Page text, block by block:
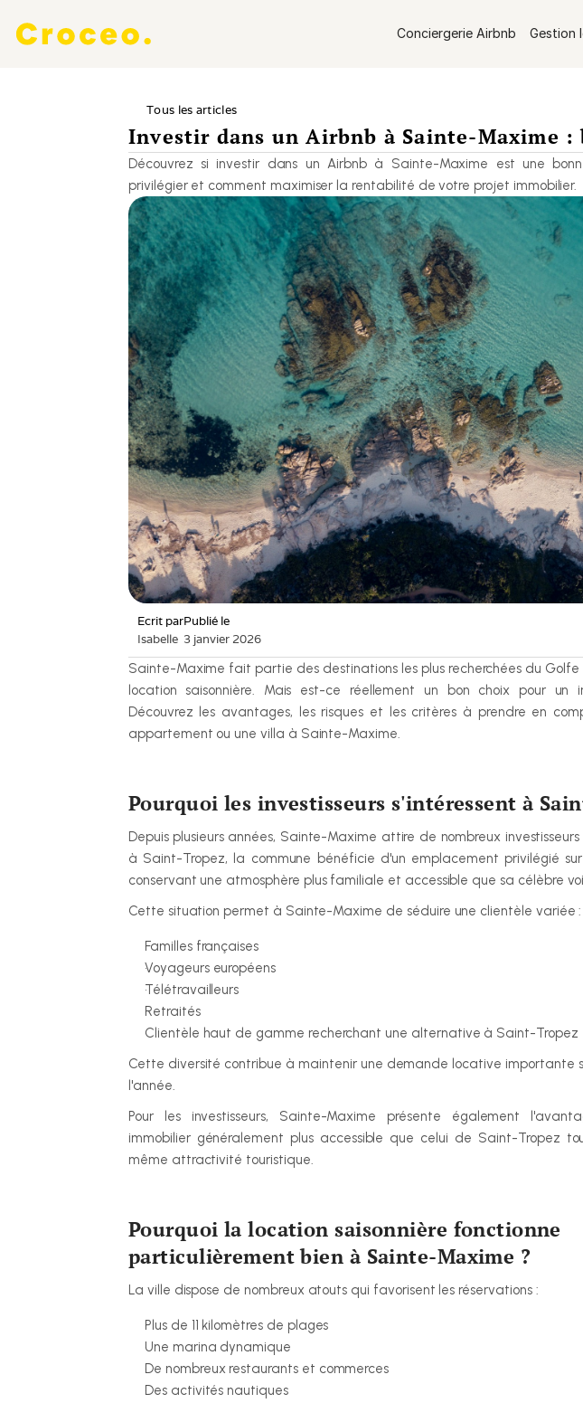
Conciergerie Airbnb Gestion
Tous les articles
Investir dans un Airbnb à Sainte-Maxime :
Découvrez si investir dans un Airbnb à Sainte-Maxime est une
privilégier et comment maximiser la rentabilité de votre projet immobilier.
Ecrit par
Isabelle
Publié le
3 janvier 2026
Sainte-Maxime fait partie des destinations les plus recherchées du
location saisonnière. Mais est-ce réellement un bon choix pour un
Découvrez les avantages, les risques et les critères à prendre en
appartement ou une villa à Sainte-Maxime.
Pourquoi les investisseurs s'intéressent à
Depuis plusieurs années, Sainte-Maxime attire de nombreux
à Saint-Tropez, la commune bénéficie d'un emplacement privilégié
conservant une atmosphère plus familiale et accessible que sa célèbre
Cette situation permet à Sainte-Maxime de séduire une clientèle variée :
Familles françaises
Voyageurs européens
Télétravailleurs
Retraités
Clientèle haut de gamme recherchant une alternative à Saint-Tropez
Cette diversité contribue à maintenir une demande locative importante
l'année.
Pour les investisseurs, Sainte-Maxime présente également
immobilier généralement plus accessible que celui de Saint-Tropez
même attractivité touristique.
Pourquoi la location saisonnière fonctionne
particulièrement bien à Sainte-Maxime ?
La ville dispose de nombreux atouts qui favorisent les réservations :
Plus de 11 kilomètres de plages
Une marina dynamique
De nombreux restaurants et commerces
Des activités nautiques